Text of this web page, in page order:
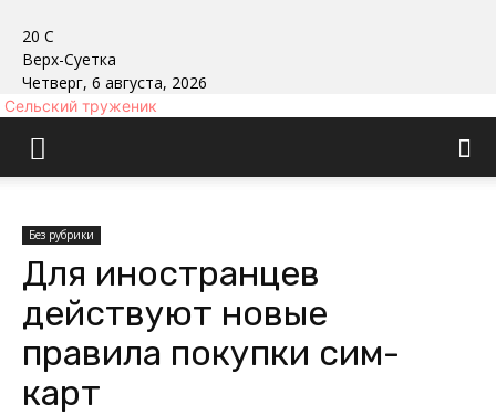
20 C
Верх-Суетка
Четверг, 6 августа, 2026
Сельский труженик
Без рубрики
Для иностранцев
действуют новые
правила покупки сим-
карт